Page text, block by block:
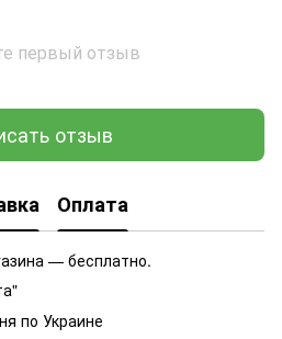
первый отзыв
отзыв
Оплата
— бесплатно.
по Украине